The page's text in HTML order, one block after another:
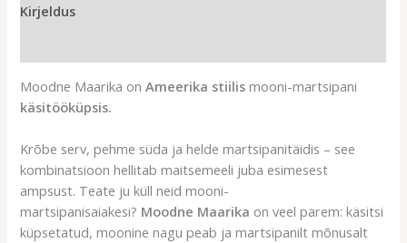
Kirjeldus
Moodne Maarika onAmeerika stiilis mooni-martsipani
käsitööküpsis.
Krõbe serv, pehme süda ja helde martsipanitäidis – see
kombinatsioon hellitab maitsemeeli juba esimesest
ampsust. Teate ju küll neid mooni-
martsipanisaiakesi? Moodne Maarika on veel parem: käsitsi
küpsetatud, moonine nagu peab ja martsipanilt mõnusalt